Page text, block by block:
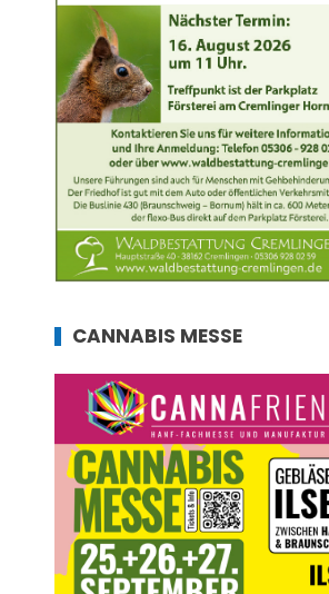
CANNABIS MESSE